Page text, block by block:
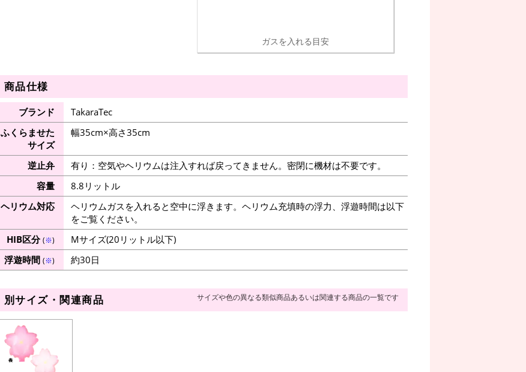
ガスを入れる目安
商品仕様
ブランド
TakaraTec
ふくらませた
サイズ
幅35cm×高さ35cm
逆止弁
有り：空気やヘリウムは注入すれば戻ってきません。密閉に機材は不要です。
容量
8.8リットル
ヘリウム対応
ヘリウムガスを入れると空中に浮きます。ヘリウム充填時の浮力、浮遊時間は以下
をご覧ください。
HIB区分(※)
Mサイズ(20リットル以下)
浮遊時間 (※) 約30日
別サイズ・関連商品 サイズや色の異なる類似商品あるいは関連する商品の一覧です